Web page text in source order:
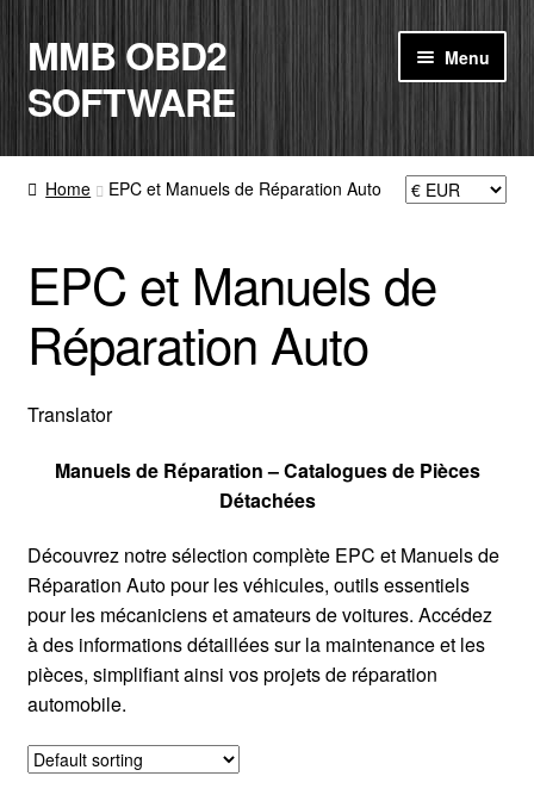
Skip
to
navigation
Skip
to
content
MMB OBD2
SOFTWARE
Menu
ACCUEIL
CODE RADIO
MON COMPTE
PANIER
CONTACT
Home EPC et Manuels de Réparation Auto
EPC et Manuels de
Réparation Auto
Translator
Manuels de Réparation – Catalogues de Pièces
Détachées
Découvrez notre sélection complète EPC et Manuels de
Réparation Auto pour les véhicules, outils essentiels
pour les mécaniciens et amateurs de voitures. Accédez
à des informations détaillées sur la maintenance et les
pièces, simplifiant ainsi vos projets de réparation
automobile.